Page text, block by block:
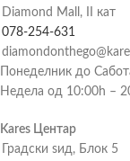
Diamond Mall, II кат
078-254-631
Понеделник до
Недела од 10:00h –
Kares Центар
Градски ѕид, Блок 5